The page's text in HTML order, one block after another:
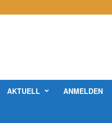
AKTUELL ANMELDEN